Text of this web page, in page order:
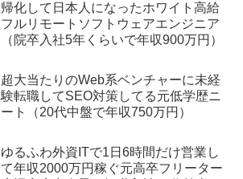
帰化して日本人になったホワイト高給
フルリモートソフトウェアエンジニア
（院卒入社5年くらいで年収900万円）
超大当たりのWeb系ベンチャーに未経
験転職してSEO対策してる元低学歴ニ
ート（20代中盤で年収750万円）
ゆるふわ外資ITで1日6時間だけ営業し
て年収2000万円稼ぐ元高卒フリーター